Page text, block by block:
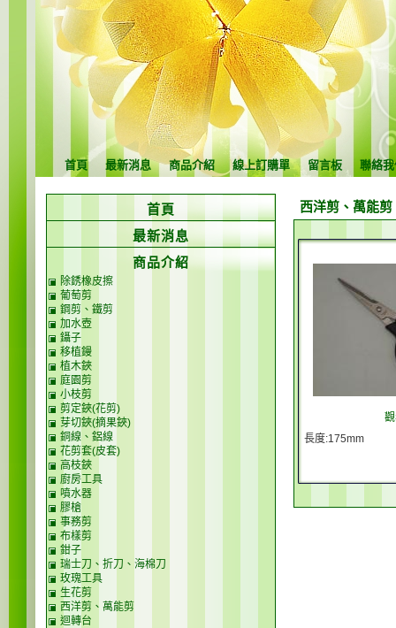
首頁 最新消息 商品介紹 線上訂購單 留言板 聯絡
西洋剪、萬能剪
長度:175mm
首頁
最新消息
商品介紹
除銹橡皮擦
葡萄剪
鋼剪、鐵剪
加水壺
鑷子
移植鏝
植木鋏
庭園剪
小枝剪
剪定鋏(花剪)
芽切鋏(摘果鋏)
銅線、鋁線
花剪套(皮套)
高枝鋏
廚房工具
噴水器
膠槍
事務剪
布樣剪
鉗子
瑞士刀、折刀、海棉刀
玫瑰工具
生花剪
西洋剪、萬能剪
迴轉台